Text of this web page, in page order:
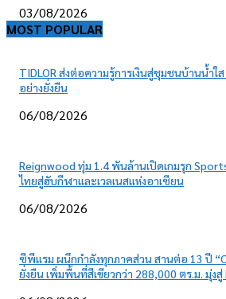
03/08/2026
MOST POPULAR
TIDLOR ส่งต่อความรู้การเงินสู่ชุมชนบ้านน้ำ
อย่างยั่งยืน
06/08/2026
Reignwood ทุ่ม 1.4 พันล้านเปิดเกมรุก
ไทยสู่ฮับกีฬาและเวลเนสแห่งอาเซียน
06/08/2026
ซีพีแรม ผนึกกำลังทุกภาคส่วน สานต่อ 13 ปี
ยั่งยืน เพิ่มพื้นที่สีเขียวกว่า 288,000 ตร.ม. มุ่ง